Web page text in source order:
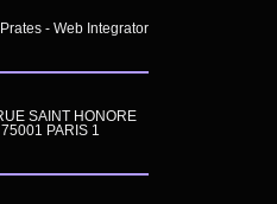
- Web Integrator
SAINT HONORE
75001 PARIS 1